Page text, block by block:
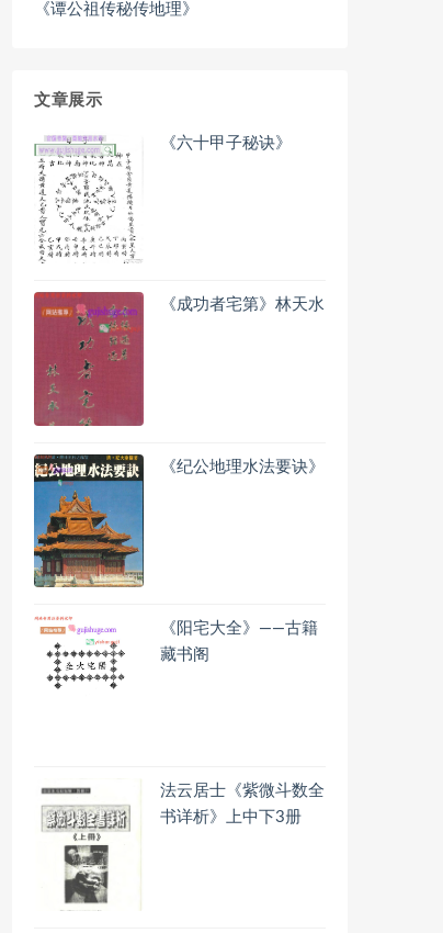
《谭公祖传秘传地理》
文章展示
《六十甲子秘诀》
《成功者宅第》林天水
《纪公地理水法要诀》
《阳宅大全》——古籍
藏书阁
法云居士《紫微斗数全
书详析》上中下3册